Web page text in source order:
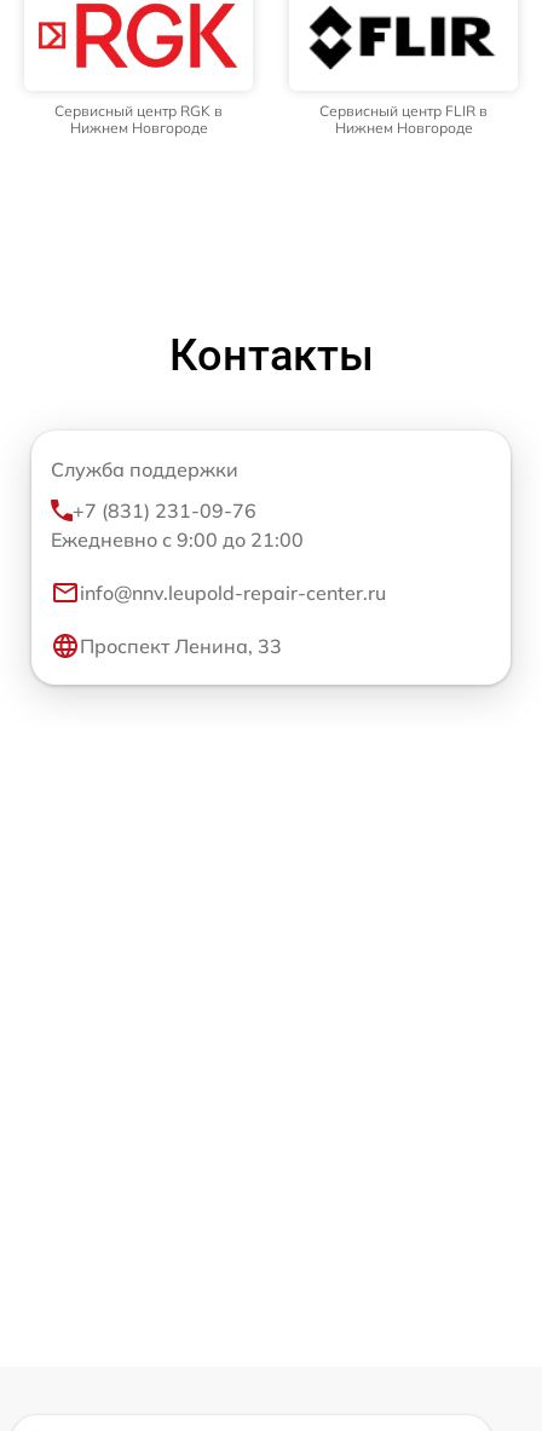
Сервисный центр RGK в
Нижнем Новгороде
Сервисный центр FLIR в
Нижнем Новгороде
Контакты
Служба поддержки
+7 (831) 231-09-76
Ежедневно с 9:00 до 21:00
info@nnv.leupold-repair-center.ru
Проспект Ленина, 33